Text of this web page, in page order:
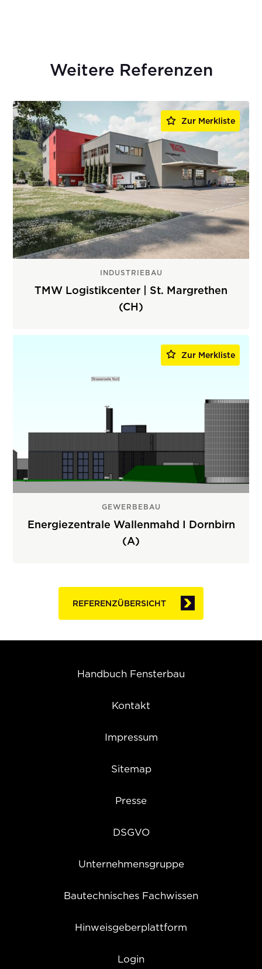
Weitere Referenzen
INDUSTRIEBAU
TMW Logistikcenter | St. Margrethen
(CH)
Zur Merkliste
GEWERBEBAU
Energiezentrale Wallenmahd I Dornbirn
(A)
Zur Merkliste
REFERENZÜBERSICHT
Handbuch Fensterbau
Kontakt
Impressum
Sitemap
Presse
DSGVO
Unternehmensgruppe
Bautechnisches Fachwissen
Hinweisgeberplattform
Login